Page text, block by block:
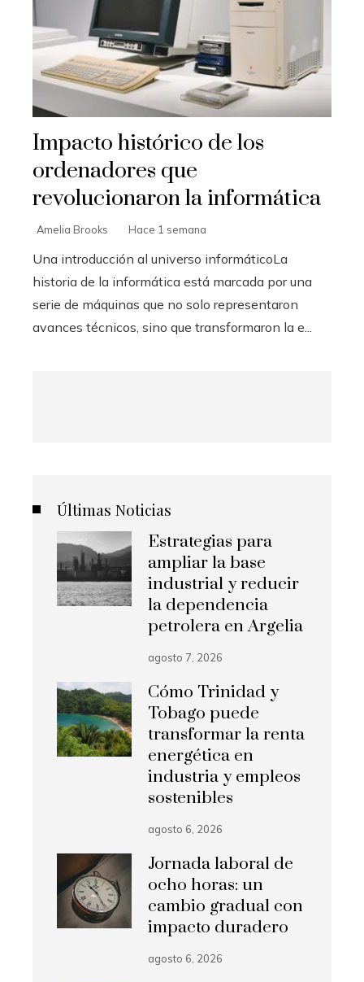
Impacto histórico de los
ordenadores que
revolucionaron la informática
Amelia Brooks Hace 1 semana
Una introducción al universo informáticoLa
historia de la informática está marcada por una
serie de máquinas que no solo representaron
avances técnicos, sino que transformaron la e...
Últimas Noticias
Estrategias para
ampliar la base
industrial y reducir
la dependencia
petrolera en Argelia
agosto 7, 2026
Cómo Trinidad y
Tobago puede
transformar la renta
energética en
industria y empleos
sostenibles
agosto 6, 2026
Jornada laboral de
ocho horas: un
cambio gradual con
impacto duradero
agosto 6, 2026